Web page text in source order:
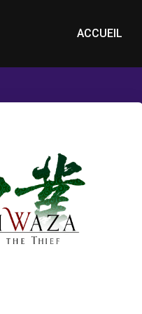
ACCUEIL